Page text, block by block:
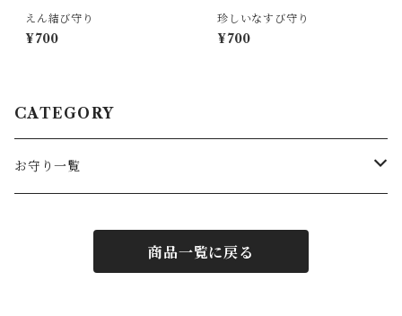
えん結び守り
¥700
珍しいなすび守り
¥700
CATEGORY
お守り一覧
商品一覧に戻る